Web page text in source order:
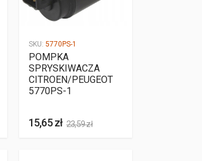
SKU: 5770PS-1
POMPKA
SPRYSKIWACZA
CITROEN/PEUGEOT
5770PS-1
15,65 zł 23,59 zł